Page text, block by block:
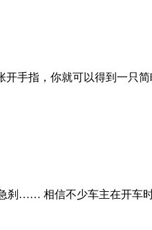
手指，你就可以得到一只
…… 相信不少车主在开车